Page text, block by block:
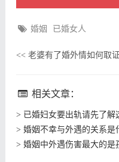
婚姻 已婚女人
<< 老婆有了婚外情如何取
相关文章：
> 已婚妇女要出轨请先了解
> 婚姻不幸与外遇的关系是
> 婚姻中外遇伤害最大的是